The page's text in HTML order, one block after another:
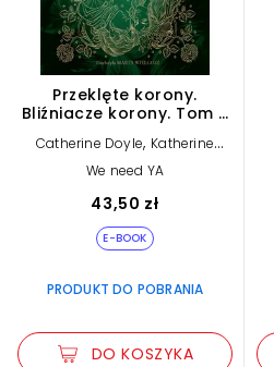
Przeklęte korony.
Bliźniacze korony. Tom 2
Catherine Doyle, Katherine
Webber
We need YA
43,50 zł
E-BOOK
PRODUKT DO POBRANIA
DO KOSZYKA